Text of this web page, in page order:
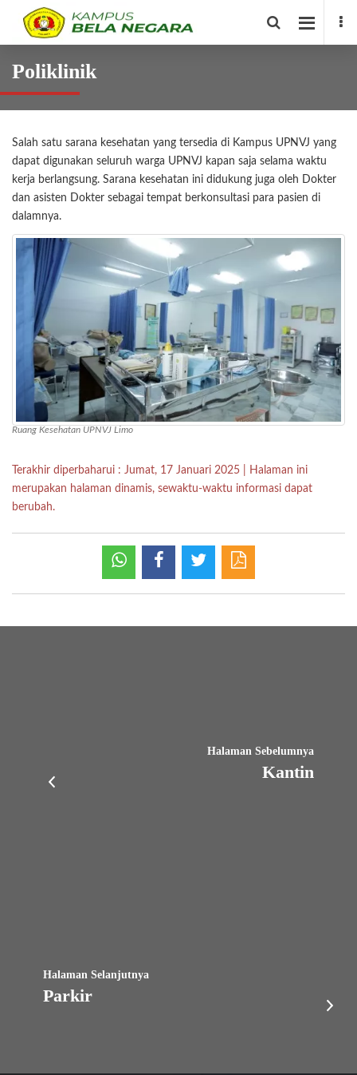
Poliklinik
Salah satu sarana kesehatan yang tersedia di Kampus UPNVJ yang
dapat digunakan seluruh warga UPNVJ kapan saja selama waktu
kerja berlangsung. Sarana kesehatan ini didukung juga oleh Dokter
dan asisten Dokter sebagai tempat berkonsultasi para pasien di
dalamnya.
Ruang Kesehatan UPNVJ Limo
Terakhir diperbaharui : Jumat, 17 Januari 2025
Halaman ini
merupakan halaman dinamis, sewaktu-waktu informasi dapat
berubah.
Halaman Sebelumnya
Kantin
Halaman Selanjutnya
Parkir